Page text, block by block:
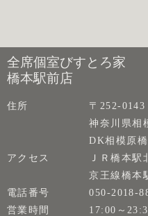
全席個室びすとろ家
橋本駅前店
住所
〒252-0143
神奈川県相
DK相模原
アクセス
ＪＲ橋本駅
京王線橋本
電話番号
050-2018-
営業時間
17:00～